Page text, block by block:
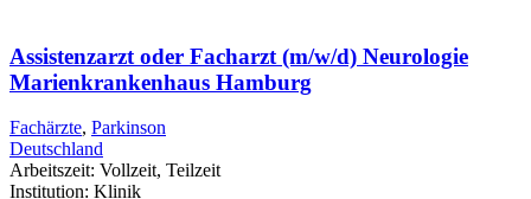
Assistenzarzt oder Facharzt (m/w/d) Neurologie
Marienkrankenhaus Hamburg
Fachärzte, Parkinson
Deutschland
Arbeitszeit: Vollzeit, Teilzeit
Institution: Klinik